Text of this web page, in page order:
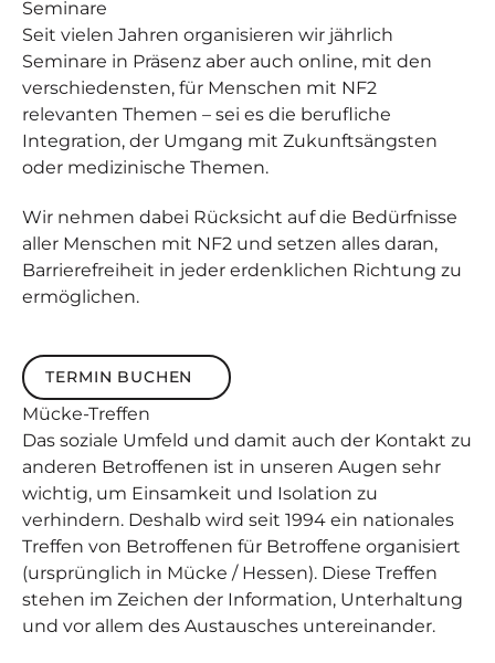
Seminare
Seit vielen Jahren organisieren wir jährlich
Seminare in Präsenz aber auch online, mit den
verschiedensten, für Menschen mit NF2
relevanten Themen – sei es die berufliche
Integration, der Umgang mit Zukunftsängsten
oder medizinische Themen.
Wir nehmen dabei Rücksicht auf die Bedürfnisse
aller Menschen mit NF2 und setzen alles daran,
Barrierefreiheit in jeder erdenklichen Richtung zu
ermöglichen.
Termin buchen
TERMIN BUCHEN
Mücke-Treffen
Das soziale Umfeld und damit auch der Kontakt zu
anderen Betroffenen ist in unseren Augen sehr
wichtig, um Einsamkeit und Isolation zu
verhindern. Deshalb wird seit 1994 ein nationales
Treffen von Betroffenen für Betroffene organisiert
(ursprünglich in Mücke / Hessen). Diese Treffen
stehen im Zeichen der Information, Unterhaltung
und vor allem des Austausches untereinander.